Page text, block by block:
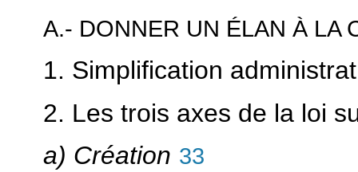
A.- DONNER UN ÉLAN À LA
1. Simplification
2. Les trois axes de la loi
a) Création 33